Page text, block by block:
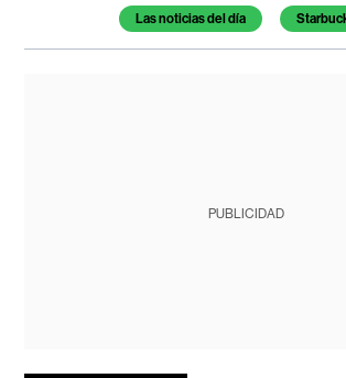
Temas de este artículo
Las noticias del día
PUBLICIDAD